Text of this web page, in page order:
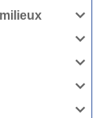
chimie
la
Ouvrir
la
et
les
milieux
Ouvrir
la
Ouvrir
la
Ouvrir
la
Ouvrir